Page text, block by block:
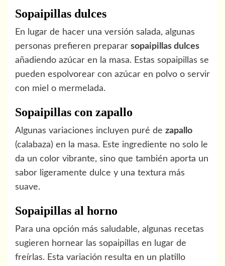
Sopaipillas dulces
En lugar de hacer una versión salada, algunas
personas prefieren preparar sopaipillas dulces
añadiendo azúcar en la masa. Estas sopaipillas se
pueden espolvorear con azúcar en polvo o servir
con miel o mermelada.
Sopaipillas con zapallo
Algunas variaciones incluyen puré de zapallo
(calabaza) en la masa. Este ingrediente no solo le
da un color vibrante, sino que también aporta un
sabor ligeramente dulce y una textura más
suave.
Sopaipillas al horno
Para una opción más saludable, algunas recetas
sugieren hornear las sopaipillas en lugar de
freírlas. Esta variación resulta en un platillo